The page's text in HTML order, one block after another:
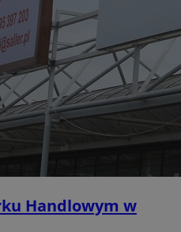
Handlowym w